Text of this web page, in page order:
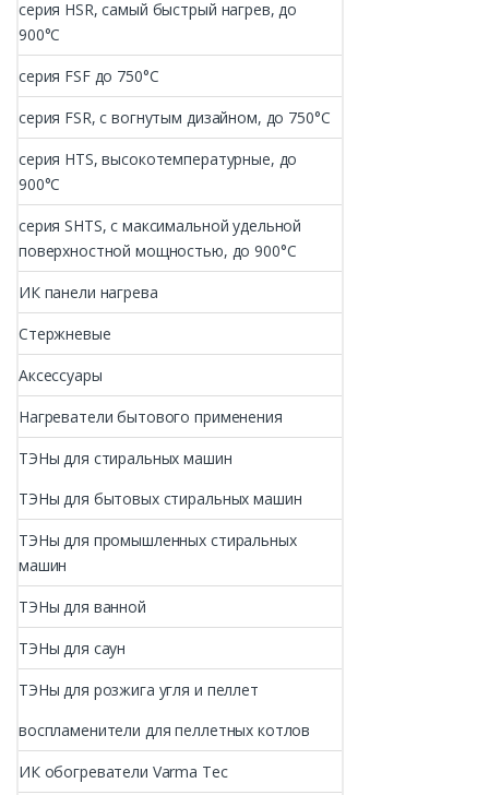
серия HSR, самый быстрый нагрев, до
900°С
серия FSF до 750°С
серия FSR, с вогнутым дизайном, до 750°С
серия HTS, высокотемпературные, до
900°С
серия SHTS, с максимальной удельной
поверхностной мощностью, до 900°С
ИК панели нагрева
Стержневые
Аксессуары
Нагреватели бытового применения
ТЭНы для стиральных машин
ТЭНы для бытовых стиральных машин
ТЭНы для промышленных стиральных
машин
ТЭНы для ванной
ТЭНы для саун
ТЭНы для розжига угля и пеллет
воспламенители для пеллетных котлов
ИК обогреватели Varma Tec